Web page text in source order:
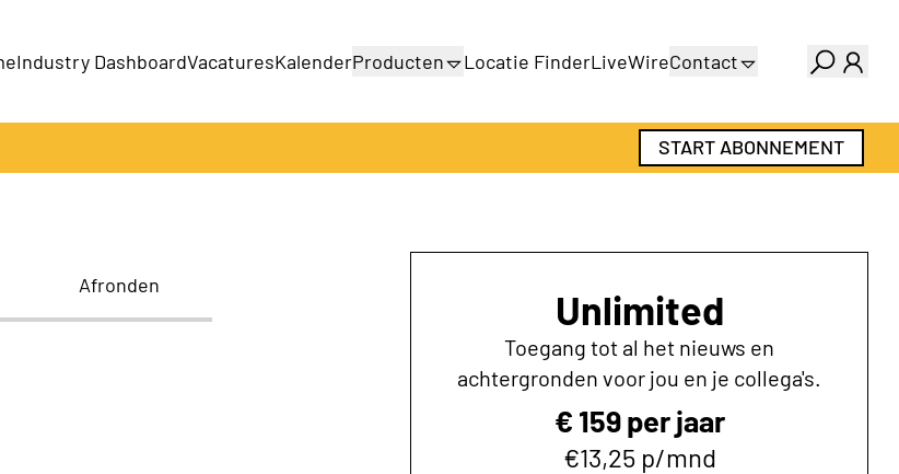
Industry DashboardVacaturesKalenderProducten
Productengids
Locatie FinderLiveWireContact
Adverteren
Abonnementen
START ABONNEMENT
Afronden
Unlimited
Toegang tot al het nieuws en
achtergronden voor jou en je collega's.
€ 159 per jaar
€13,25 p/mnd